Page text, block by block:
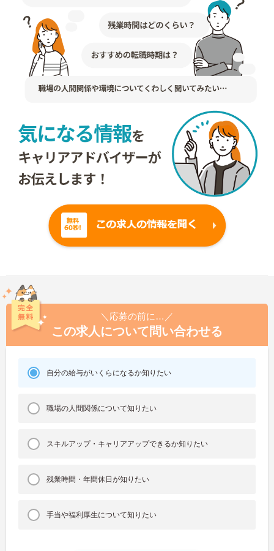
＼応募の前に…／
この求人について問い合わせる
自分の給与がいくらになるか知りたい
職場の人間関係について知りたい
スキルアップ・キャリアアップできるか知りたい
残業時間・年間休日が知りたい
手当や福利厚生について知りたい